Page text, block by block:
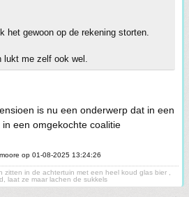
het gewoon op de rekening storten.
lukt me zelf ook wel.
is nu een onderwerp dat in een
een omgekochte coalitie
op 01-08-2025 13:24:26
zitten in de achtertuin met een heel koud glas bier ,
laat ze maar lachen de sukkels